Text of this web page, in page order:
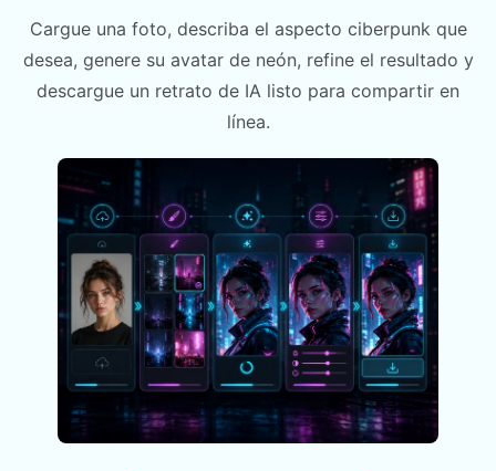
Cargue una foto, describa el aspecto ciberpunk que
desea, genere su avatar de neón, refine el resultado y
descargue un retrato de IA listo para compartir en
línea.